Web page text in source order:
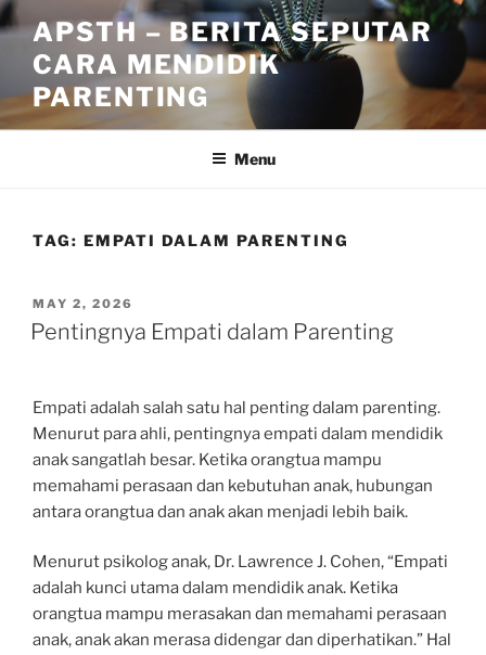
Skip
to
content
APSTH – BERITA SEPUTAR
CARA MENDIDIK
PARENTING
Menu
TAG: EMPATI DALAM PARENTING
POSTED
ON
MAY 2, 2026
Pentingnya Empati dalam Parenting
Empati adalah salah satu hal penting dalam parenting.
Menurut para ahli, pentingnya empati dalam mendidik
anak sangatlah besar. Ketika orangtua mampu
memahami perasaan dan kebutuhan anak, hubungan
antara orangtua dan anak akan menjadi lebih baik.
Menurut psikolog anak, Dr. Lawrence J. Cohen, “Empati
adalah kunci utama dalam mendidik anak. Ketika
orangtua mampu merasakan dan memahami perasaan
anak, anak akan merasa didengar dan diperhatikan.” Hal